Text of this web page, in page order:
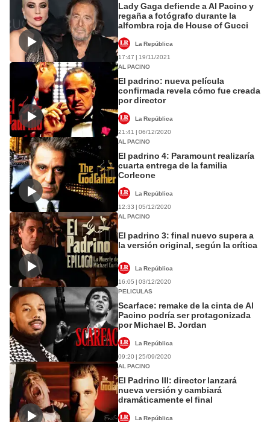
Lady Gaga defiende a Al Pacino y
regaña a fotógrafo durante la
alfombra roja de House of Gucci
La República
17:47 | 19/11/2021
AL PACINO
El padrino: nueva película
confirmada revela cómo fue creada
por director
La República
21:41 | 06/12/2020
AL PACINO
El padrino 4: Paramount realizaría
cuarta entrega de la familia
Corleone
La República
12:33 | 05/12/2020
AL PACINO
El padrino 3: final nuevo supera a
la versión original, según la crítica
La República
16:05 | 03/12/2020
PELICULAS
Scarface: remake de la cinta de Al
Pacino podría ser protagonizada
por Michael B. Jordan
La República
09:20 | 25/09/2020
AL PACINO
El Padrino III: director lanzará
nueva versión y cambiará
dramáticamente el final
La República